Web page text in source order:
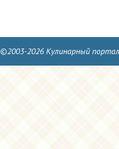
©2003-2026 Кулинарный